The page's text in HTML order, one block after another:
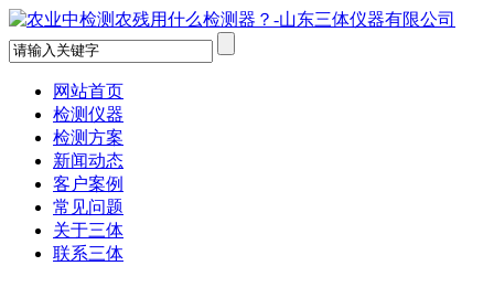
网站首页
检测仪器
检测方案
新闻动态
客户案例
常见问题
关于三体
联系三体